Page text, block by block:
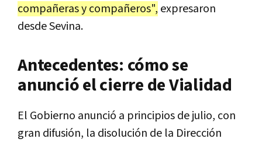
compañeras y compañeros", expresaron
desde Sevina.
Antecedentes: cómo se
anunció el cierre de Vialidad
El Gobierno anunció a principios de julio, con
gran difusión, la disolución de la Dirección